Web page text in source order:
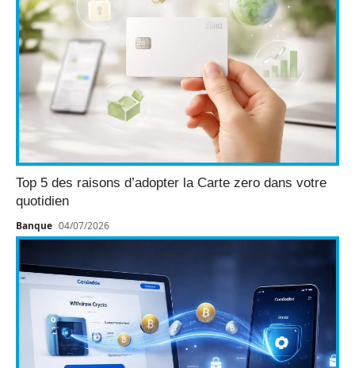
Top 5 des raisons d’adopter la Carte zero dans votre
quotidien
Banque 04/07/2026